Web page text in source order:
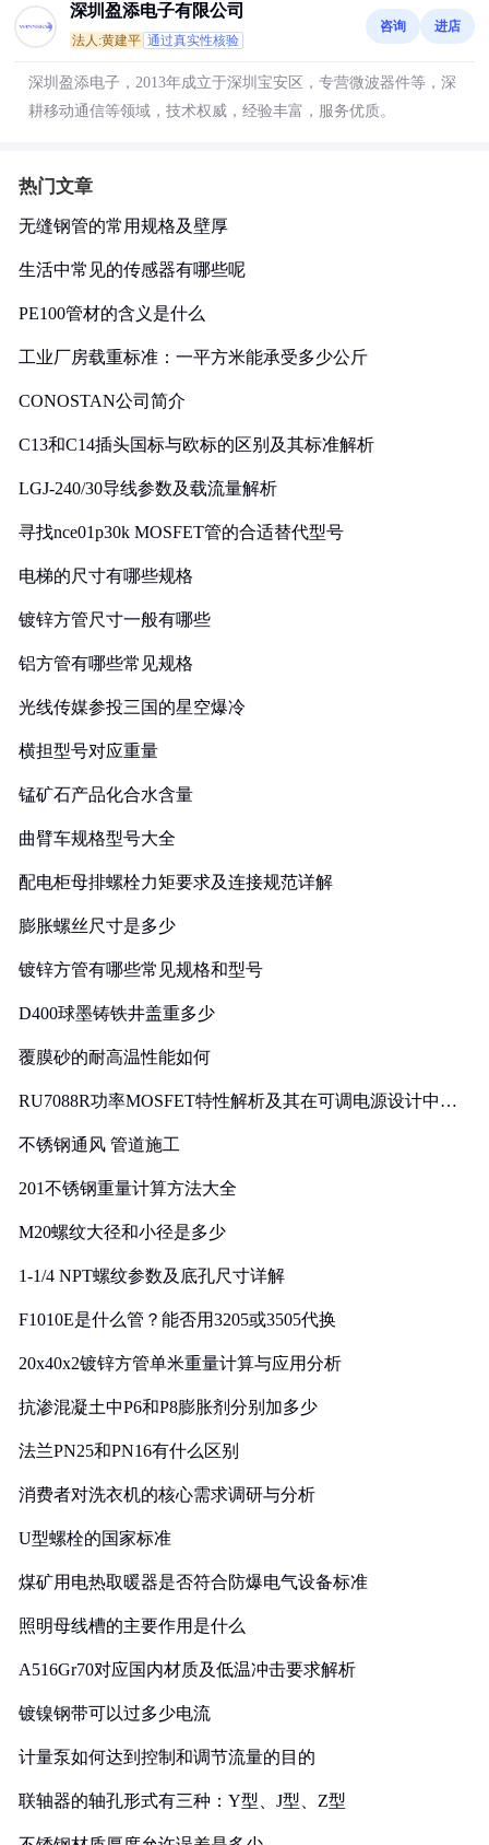
深圳盈添电子有限公司
法人:黄建平 通过真实性核验
咨询 进店
深圳盈添电子，2013年成立于深圳宝安区，专营微波器件等，深
耕移动通信等领域，技术权威，经验丰富，服务优质。
热门文章
无缝钢管的常用规格及壁厚
生活中常见的传感器有哪些呢
PE100管材的含义是什么
工业厂房载重标准：一平方米能承受多少公斤
CONOSTAN公司简介
C13和C14插头国标与欧标的区别及其标准解析
LGJ-240/30导线参数及载流量解析
寻找nce01p30k MOSFET管的合适替代型号
电梯的尺寸有哪些规格
镀锌方管尺寸一般有哪些
铝方管有哪些常见规格
光线传媒参投三国的星空爆冷
横担型号对应重量
锰矿石产品化合水含量
曲臂车规格型号大全
配电柜母排螺栓力矩要求及连接规范详解
膨胀螺丝尺寸是多少
镀锌方管有哪些常见规格和型号
D400球墨铸铁井盖重多少
覆膜砂的耐高温性能如何
RU7088R功率MOSFET特性解析及其在可调电源设计中的
不锈钢通风 管道施工
201不锈钢重量计算方法大全
M20螺纹大径和小径是多少
1-1/4 NPT螺纹参数及底孔尺寸详解
F1010E是什么管？能否用3205或3505代换
20x40x2镀锌方管单米重量计算与应用分析
抗渗混凝土中P6和P8膨胀剂分别加多少
法兰PN25和PN16有什么区别
消费者对洗衣机的核心需求调研与分析
U型螺栓的国家标准
煤矿用电热取暖器是否符合防爆电气设备标准
照明母线槽的主要作用是什么
A516Gr70对应国内材质及低温冲击要求解析
镀镍钢带可以过多少电流
计量泵如何达到控制和调节流量的目的
联轴器的轴孔形式有三种：Y型、J型、Z型